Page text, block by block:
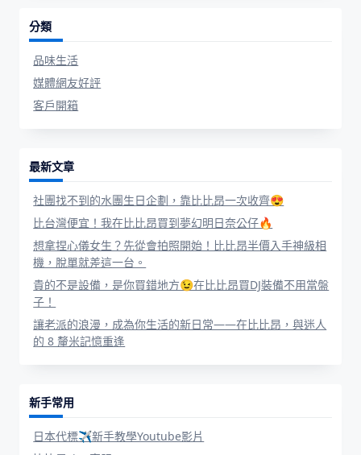
分類
品味生活
媒體網友好評
客戶開箱
最新文章
社團找不到的水團生日企劃，靠比比昂一次收齊😍
比台灣便宜！我在比比昂買到夢幻明日奈公仔🔥
想拿捏心儀女生？先從會拍照開始！比比昂半價入手神級相
機，脫單就差這一台。
貴的不是設備，是你買錯地方😉在比比昂買DJ裝備不用當盤
子！
讓老派的浪漫，成為你生活的新日常——在比比昂，與迷人
的 8 釐米記憶重逢
新手常用
日本代標✈新手教學Youtube影片